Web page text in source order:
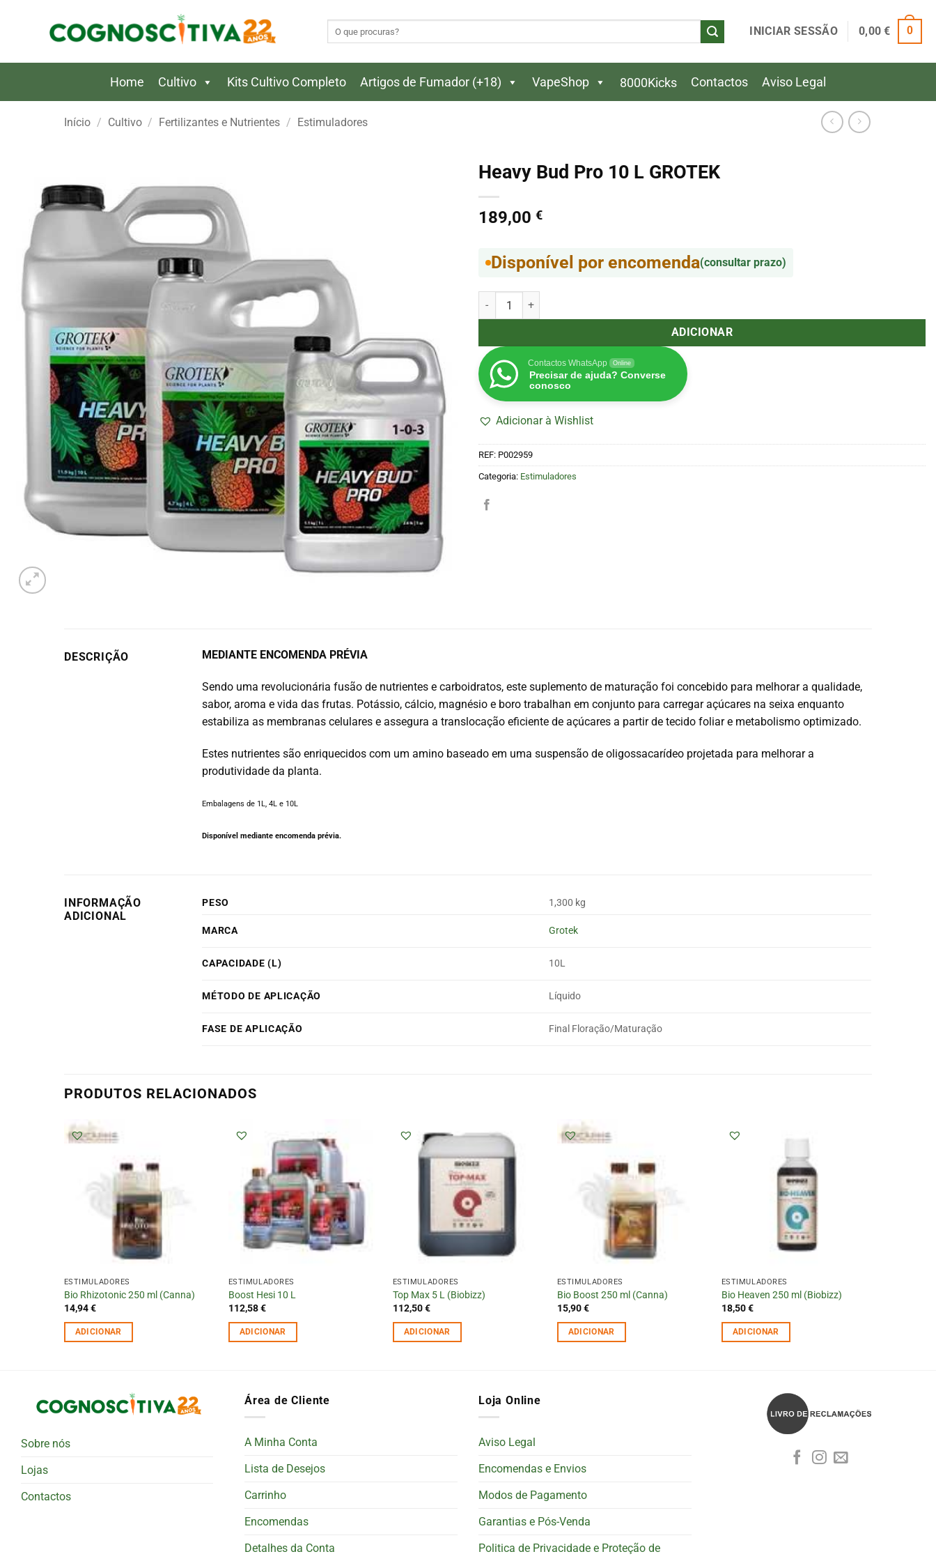
INICIAR SESSÃO 0,00€ 0
Home Cultivo Kits Cultivo Completo Artigos de Fumador (+18) VapeShop 8000Kicks Contactos Aviso Legal
Início / Cultivo / Fertilizantes e Nutrientes / Estimuladores
Heavy Bud Pro 10 L GROTEK
189,00 €
Disponível por encomenda(consultar prazo)
Quantidade de Heavy Bud Pro 10 L GROTEK
ADICIONAR
Contactos WhatsApp Online
Precisar de ajuda? Converse
conosco
Adicionar à Wishlist
REF: P002959
Categoria: Estimuladores
DESCRIÇÃO MEDIANTE ENCOMENDA PRÉVIA
Sendo uma revolucionária fusão de nutrientes e carboidratos, este suplemento de maturação foi concebido para melhorar a qualidade,
sabor, aroma e vida das frutas. Potássio, cálcio, magnésio e boro trabalhan em conjunto para carregar açúcares na seixa enquanto
estabiliza as membranas celulares e assegura a translocação eficiente de açúcares a partir de tecido foliar e metabolismo optimizado.
Estes nutrientes são enriquecidos com um amino baseado em uma suspensão de oligossacarídeo projetada para melhorar a
produtividade da planta.
Embalagens de 1L, 4L e 10L
Disponível mediante encomenda prévia.
INFORMAÇÃO
ADICIONAL
PESO 1,300 kg
MARCA Grotek
CAPACIDADE (L) 10L
MÉTODO DE APLICAÇÃO Líquido
FASE DE APLICAÇÃO Final Floração/Maturação
PRODUTOS RELACIONADOS
ESTIMULADORES
Bio Rhizotonic 250 ml (Canna)
14,94€
ADICIONAR
ESTIMULADORES
Boost Hesi 10 L
112,58€
ADICIONAR
ESTIMULADORES
Top Max 5 L (Biobizz)
112,50€
ADICIONAR
ESTIMULADORES
Bio Boost 250 ml (Canna)
15,90€
ADICIONAR
ESTIMULADORES
Bio Heaven 250 ml (Biobizz)
18,50€
ADICIONAR
Sobre nós
Lojas
Contactos
Área de Cliente
A Minha Conta
Lista de Desejos
Carrinho
Encomendas
Detalhes da Conta
Loja Online
Aviso Legal
Encomendas e Envios
Modos de Pagamento
Garantias e Pós-Venda
Politica de Privacidade e Proteção de